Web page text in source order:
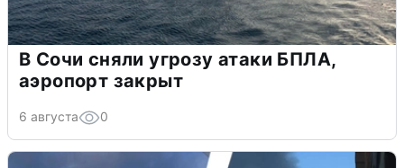
В Сочи сняли угрозу атаки БПЛА,
аэропорт закрыт
6 августа 0